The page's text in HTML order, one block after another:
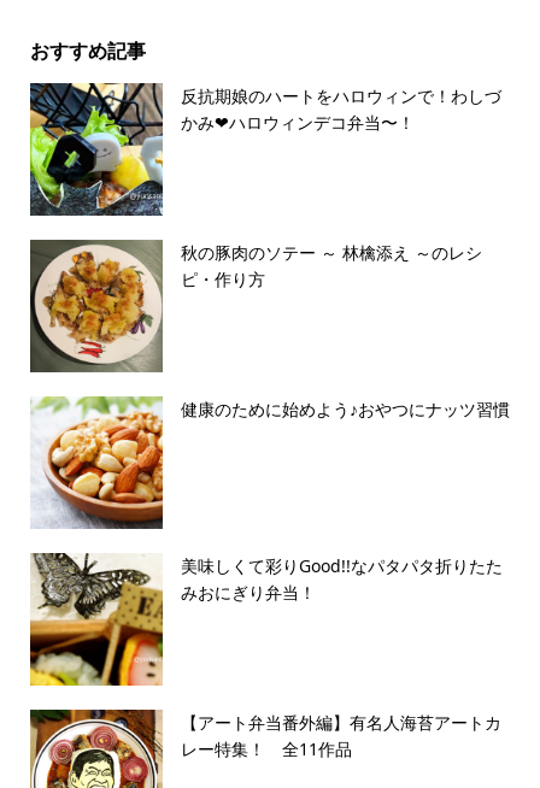
おすすめ記事
反抗期娘のハートをハロウィンで！わしづ
かみ❤ハロウィンデコ弁当〜！
秋の豚肉のソテー ～ 林檎添え ～のレシ
ピ・作り方
健康のために始めよう♪おやつにナッツ習慣
美味しくて彩りGood!!なパタパタ折りたた
みおにぎり弁当！
【アート弁当番外編】有名人海苔アートカ
レー特集！ 全11作品